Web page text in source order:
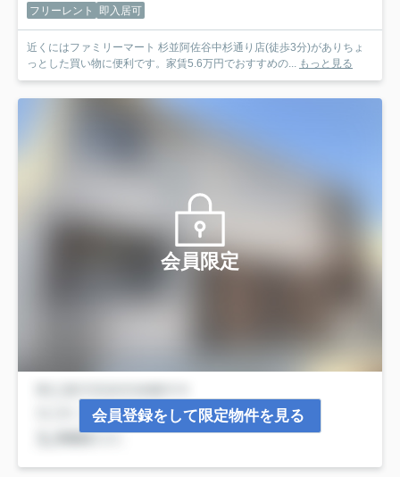
フリーレント 即入居可
近くにはファミリーマート 杉並阿佐谷中杉通り店(徒歩3分)がありちょ
っとした買い物に便利です。家賃5.6万円でおすすめの...
もっと見る
会員限定
会員登録をして限定物件を見る